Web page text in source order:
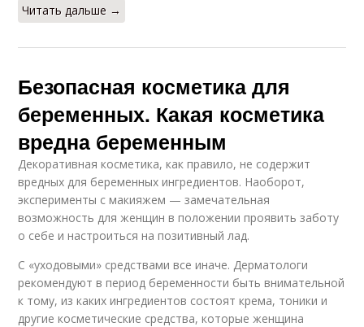
Читать дальше →
Безопасная косметика для
беременных. Какая косметика
вредна беременным
Декоративная косметика, как правило, не содержит
вредных для беременных ингредиентов. Наоборот,
эксперименты с макияжем — замечательная
возможность для женщин в положении проявить заботу
о себе и настроиться на позитивный лад.
С «уходовыми» средствами все иначе. Дерматологи
рекомендуют в период беременности быть внимательной
к тому, из каких ингредиентов состоят крема, тоники и
другие косметические средства, которые женщина